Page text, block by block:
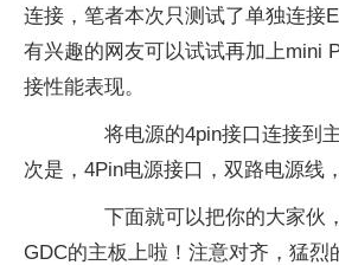
连接，笔者本次只测试了单独连接
有兴趣的网友可以试试再加上mini
接性能表现。
将电源的4pin接口连接到主
次是，4Pin电源接口，双路电源线
下面就可以把你的大家伙
GDC的主板上啦！注意对齐，猛烈